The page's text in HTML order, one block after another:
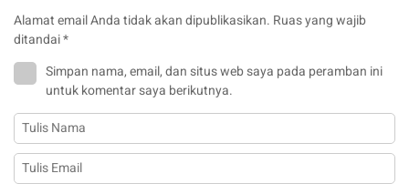
Alamat email Anda tidak akan dipublikasikan. Ruas yang wajib
ditandai*
Simpan nama, email, dan situs web saya pada peramban ini
untuk komentar saya berikutnya.